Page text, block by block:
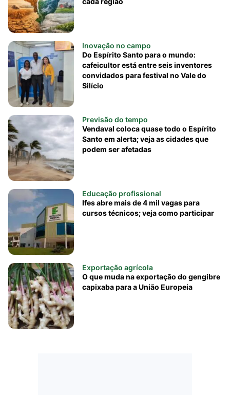
Inovação no campo
Do Espírito Santo para o mundo:
cafeicultor está entre seis inventores
convidados para festival no Vale do
Silício
Previsão do tempo
Vendaval coloca quase todo o Espírito
Santo em alerta; veja as cidades que
podem ser afetadas
Educação profissional
Ifes abre mais de 4 mil vagas para
cursos técnicos; veja como participar
Exportação agrícola
O que muda na exportação do gengibre
capixaba para a União Europeia